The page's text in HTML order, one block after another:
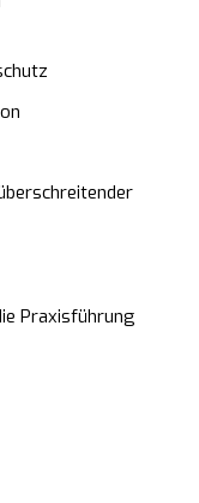
Praxisführung